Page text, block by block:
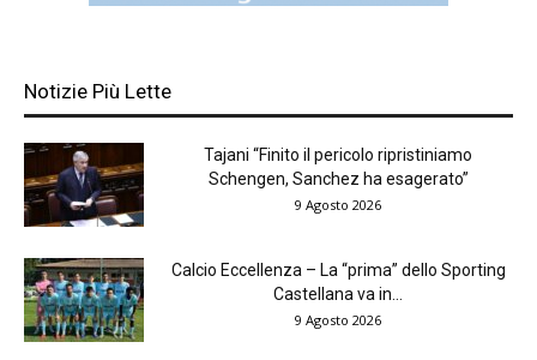
Notizie Più Lette
Tajani “Finito il pericolo ripristiniamo
Schengen, Sanchez ha esagerato”
9 Agosto 2026
Calcio Eccellenza – La “prima” dello Sporting
Castellana va in...
9 Agosto 2026